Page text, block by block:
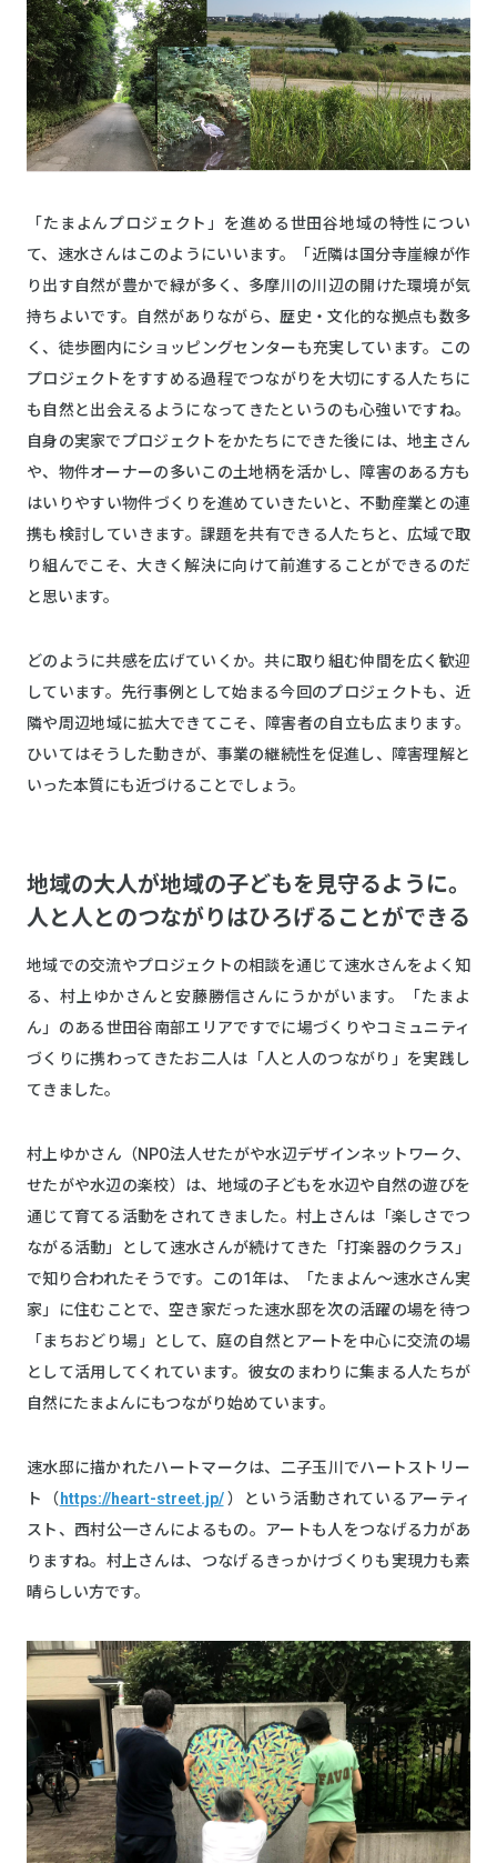
「たまよんプロジェクト」を進める世田谷地域の特性につい
て、速水さんはこのようにいいます。「近隣は国分寺崖線が作
り出す自然が豊かで緑が多く、多摩川の川辺の開けた環境が気
持ちよいです。自然がありながら、歴史・文化的な拠点も数多
く、徒歩圏内にショッピングセンターも充実しています。この
プロジェクトをすすめる過程でつながりを大切にする人たちに
も自然と出会えるようになってきたというのも心強いですね。
自身の実家でプロジェクトをかたちにできた後には、地主さん
や、物件オーナーの多いこの土地柄を活かし、障害のある方も
はいりやすい物件づくりを進めていきたいと、不動産業との連
携も検討していきます。課題を共有できる人たちと、広域で取
り組んでこそ、大きく解決に向けて前進することができるのだ
と思います。
どのように共感を広げていくか。共に取り組む仲間を広く歓迎
しています。先行事例として始まる今回のプロジェクトも、近
隣や周辺地域に拡大できてこそ、障害者の自立も広まります。
ひいてはそうした動きが、事業の継続性を促進し、障害理解と
いった本質にも近づけることでしょう。
地域の大人が地域の子どもを見守るように。
人と人とのつながりはひろげることができる
地域での交流やプロジェクトの相談を通じて速水さんをよく知
る、村上ゆかさんと安藤勝信さんにうかがいます。「たまよ
ん」のある世田谷南部エリアですでに場づくりやコミュニティ
づくりに携わってきたお二人は「人と人のつながり」を実践し
てきました。
村上ゆかさん（NPO法人せたがや水辺デザインネットワーク、
せたがや水辺の楽校）は、地域の子どもを水辺や自然の遊びを
通じて育てる活動をされてきました。村上さんは「楽しさでつ
ながる活動」として速水さんが続けてきた「打楽器のクラス」
で知り合われたそうです。この1年は、「たまよん～速水さん実
家」に住むことで、空き家だった速水邸を次の活躍の場を待つ
「まちおどり場」として、庭の自然とアートを中心に交流の場
として活用してくれています。彼女のまわりに集まる人たちが
自然にたまよんにもつながり始めています。
速水邸に描かれたハートマークは、二子玉川でハートストリー
ト（ https://heart-street.jp/）という活動されているアーティ
スト、西村公一さんによるもの。アートも人をつなげる力があ
りますね。村上さんは、つなげるきっかけづくりも実現力も素
晴らしい方です。